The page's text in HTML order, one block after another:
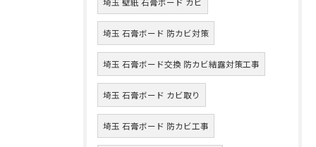
埼玉 石膏ボード 防カビ対策
埼玉 石膏ボード交換 防カビ結露対策工事
埼玉 石膏ボード カビ取り
埼玉 石膏ボード 防カビ工事